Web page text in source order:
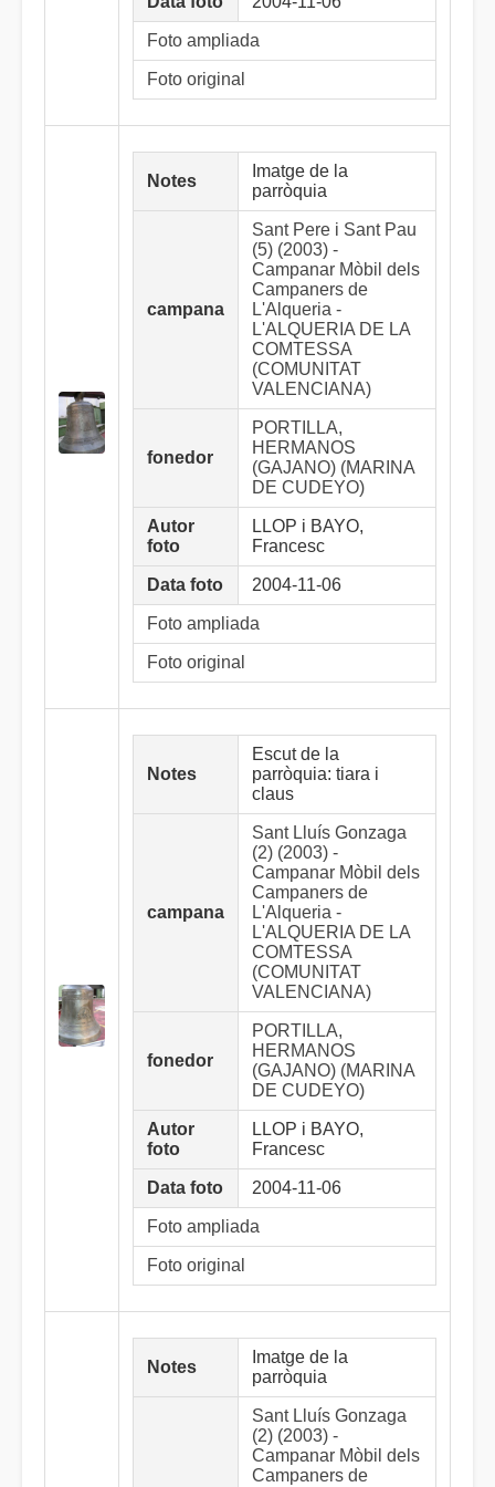
Foto ampliada
Foto original
Notes
Imatge de la
parròquia
campana
Sant Pere i Sant Pau
(5) (2003) -
Campanar Mòbil dels
Campaners de
L'Alqueria -
L'ALQUERIA DE LA
COMTESSA
(COMUNITAT
VALENCIANA)
fonedor
PORTILLA,
HERMANOS
(GAJANO) (MARINA
DE CUDEYO)
Autor
foto
LLOP i BAYO,
Francesc
Data foto 2004-11-06
Foto ampliada
Foto original
Notes
Escut de la
parròquia: tiara i
claus
campana
Sant Lluís Gonzaga
(2) (2003) -
Campanar Mòbil dels
Campaners de
L'Alqueria -
L'ALQUERIA DE LA
COMTESSA
(COMUNITAT
VALENCIANA)
fonedor
PORTILLA,
HERMANOS
(GAJANO) (MARINA
DE CUDEYO)
Autor
foto
LLOP i BAYO,
Francesc
Data foto 2004-11-06
Foto ampliada
Foto original
Notes
Imatge de la
parròquia
Sant Lluís Gonzaga
(2) (2003) -
Campanar Mòbil dels
Campaners de